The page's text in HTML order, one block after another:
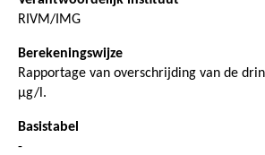
RIVM/IMG
Berekeningswijze
Rapportage van overschrijding van de
μg/l.
Basistabel
-